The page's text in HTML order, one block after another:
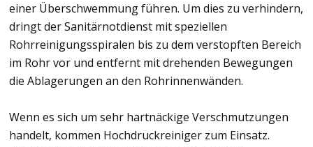
einer Überschwemmung führen. Um dies zu verhindern,
dringt der Sanitärnotdienst mit speziellen
Rohrreinigungsspiralen bis zu dem verstopften Bereich
im Rohr vor und entfernt mit drehenden Bewegungen
die Ablagerungen an den Rohrinnenwänden.
Wenn es sich um sehr hartnäckige Verschmutzungen
handelt, kommen Hochdruckreiniger zum Einsatz.